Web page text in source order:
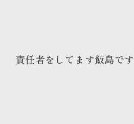
責任者をしてます飯島です